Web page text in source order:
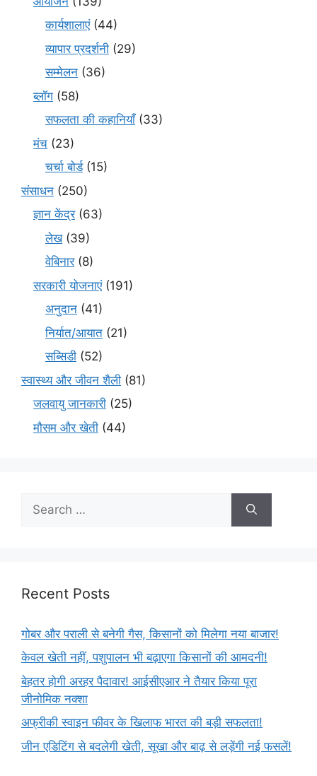
कार्यशालाएं(44)
व्यापार प्रदर्शनी (29)
सम्मेलन (36)
ब्लॉग (58)
सफलता की कहानियाँ(33)
मंच (23)
चर्चा बोर्ड(15)
संसाधन (250)
ज्ञान केंद्र(63)
लेख(39)
वेबिनार(8)
सरकारी योजनाएं(191)
अनुदान (41)
निर्यात/आयात (21)
सब्सिडी (52)
स्वास्थ्य और जीवन शैली (81)
जलवायु जानकारी (25)
मौसम और खेती (44)
Recent Posts
गोबर और पराली से बनेगी गैस, किसानों को मिलेगा नया बाजार!
केवल खेती नहीं, पशुपालन भी बढ़ाएगा किसानों की आमदनी!
बेहतर होगी अरहर पैदावार! आईसीएआर ने तैयार किया पूरा
जीनोमिक नक्शा
अफ्रीकी स्वाइन फीवर के खिलाफ भारत की बड़ी सफलता!
जीन एडिटिंग से बदलेगी खेती, सूखा और बाढ़ से लड़ेंगी नई फसलें!